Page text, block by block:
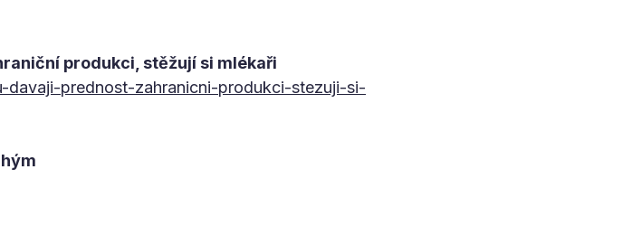
produkci, stěžují si mlékaři
prednost-zahranicni-produkci-stezuji-si-